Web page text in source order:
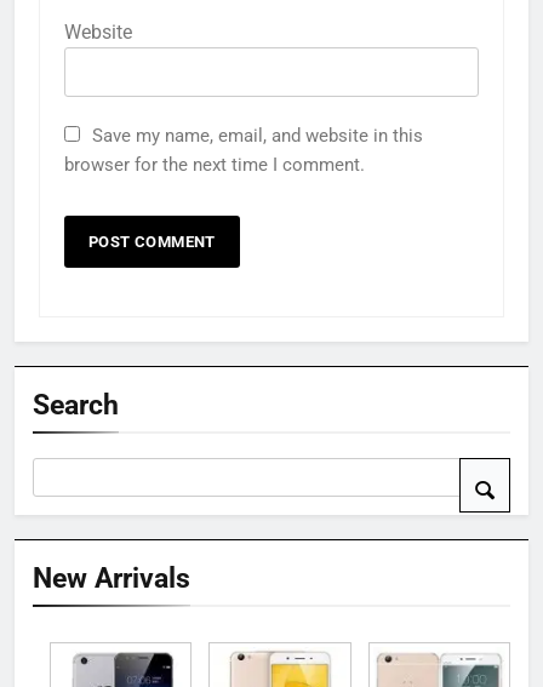
Website
Save my name, email, and website in this
browser for the next time I comment.
Search
New Arrivals